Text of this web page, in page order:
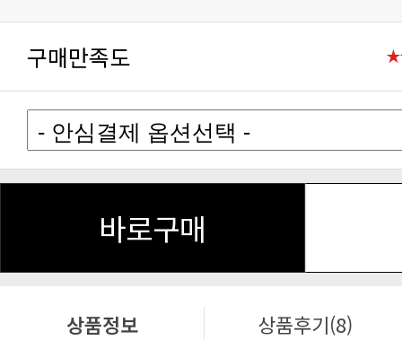
구매만족도
바로구매
상품정보 상품후기(8)